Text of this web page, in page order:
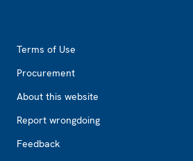
Terms of Use
Procurement
About this website
Report wrongdoing
Feedback